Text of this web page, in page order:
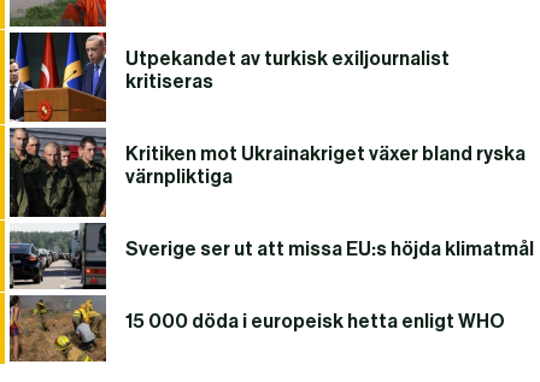
Utpekandet av turkisk exiljournalist
kritiseras
Kritiken mot Ukrainakriget växer bland ryska
värnpliktiga
Sverige ser ut att missa EU:s höjda klimatmål
15 000 döda i europeisk hetta enligt WHO